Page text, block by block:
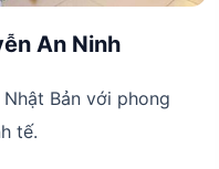
An Ninh
Bản với phong
tế.